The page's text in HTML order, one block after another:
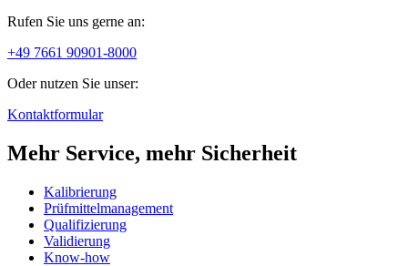
Rufen Sie uns gerne an:
+49 7661 90901-8000
Oder nutzen Sie unser:
Kontaktformular
Mehr Service, mehr Sicherheit
Kalibrierung
Prüfmittelmanagement
Qualifizierung
Validierung
Know-how